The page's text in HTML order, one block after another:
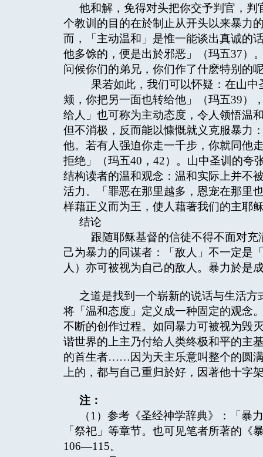
他和解，免得对头把你交予判官，
个教训的目的在於制止从开头以来暴力
而，「主动温和」是惟一能谈出真诚的
他多馀的，便是出於邪恶」（玛五37）
问候你们的弟兄，你们作了什麽特别的
果若如此，我们可以怀疑：在山中
颊，你把另一面也转给他」（玛五39）
给人」也可称为主动态度，令人领悟温
但不消极，反而能以慷慨就义克服暴力
他。若有人强迫你走一千步，你就同他
拒绝」（玛五40，42）。山中圣训的夸
结构读者的温和观念：温和实际上并不
活力。「罪恶在那里越多，恩宠在那里
样藉正义而为王，使人藉著我们的主耶
结论
跟随耶稣基督的信徒不得不面对充
己为暴力的同谋者：「敌人」不一定是
人）亦可被视为自己的敌人。暴力於是
之道是找到一个崭新的说话与生活
将「温和态度」定义成一种固定的观念
不断的创作过程。如同暴力可被视为毁
谐世界的上主乃付给人类终极和平的
的首生者……因为天主乐意叫整个的圆
上的，都与自己重归於好，因著他十字
注：
（1）参考《圣经神学辞典》：「暴
「祭祀」等章节。也可见笔者所著的《
106—115。